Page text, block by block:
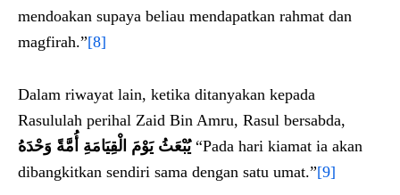
mendoakan supaya beliau mendapatkan rahmat dan
magfirah.”[8]
Dalam riwayat lain, ketika ditanyakan kepada
Rasululah perihal Zaid Bin Amru, Rasul bersabda,
يُبْعَثُ يَوْمَ الْقِيَامَةِ أُمَّةً وَحْدَهُ“Pada hari kiamat ia akan
dibangkitkan sendiri sama dengan satu umat.”[9]